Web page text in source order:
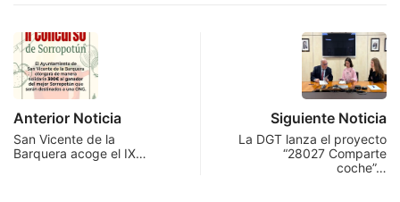
Anterior Noticia
San Vicente de la
Barquera acoge el IX…
Siguiente Noticia
La DGT lanza el proyecto
“28027 Comparte
coche”…